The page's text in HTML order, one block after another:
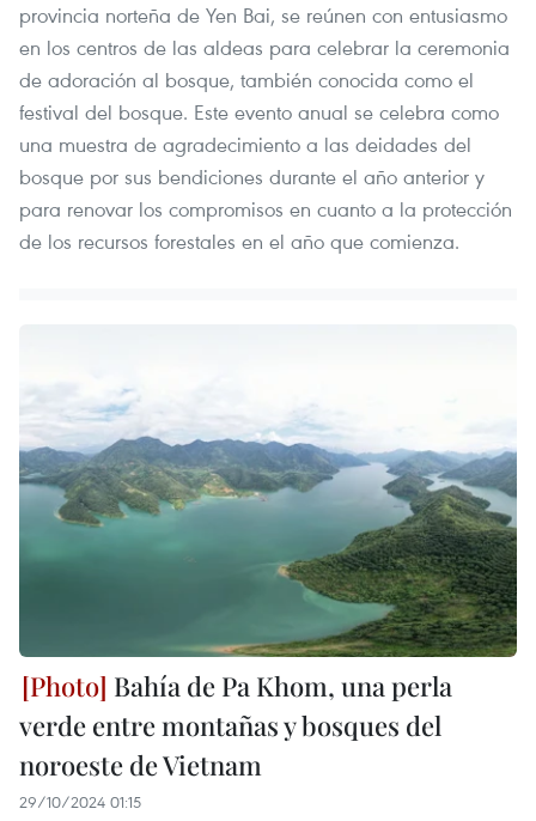
provincia norteña de Yen Bai, se reúnen con entusiasmo
en los centros de las aldeas para celebrar la ceremonia
de adoración al bosque, también conocida como el
festival del bosque. Este evento anual se celebra como
una muestra de agradecimiento a las deidades del
bosque por sus bendiciones durante el año anterior y
para renovar los compromisos en cuanto a la protección
de los recursos forestales en el año que comienza.
Bahía de Pa Khom, una perla
verde entre montañas y bosques del
noroeste de Vietnam
29/10/2024 01:15